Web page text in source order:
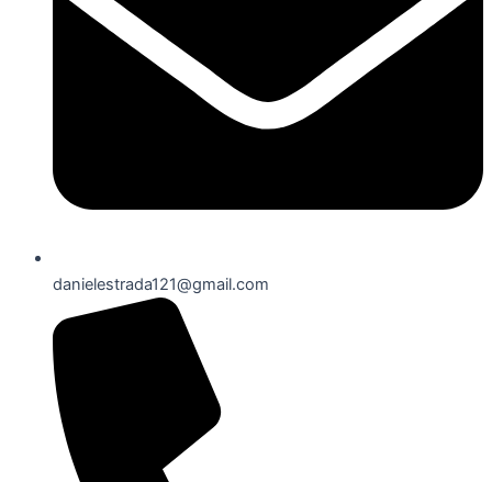
danielestrada121@gmail.com